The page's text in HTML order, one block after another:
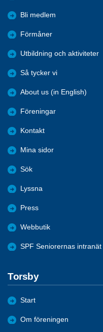
Bli medlem
Förmåner
Utbildning och aktiviteter
Så tycker vi
About us (in English)
Föreningar
Kontakt
Mina sidor
Sök
Lyssna
Press
Webbutik
SPF Seniorernas intranät
Torsby
Start
Om föreningen